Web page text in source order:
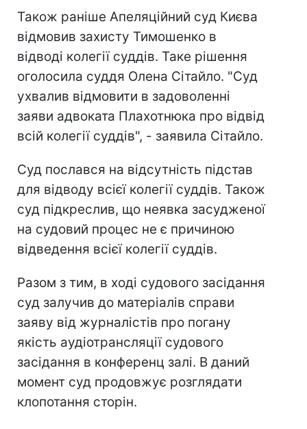
Також раніше Апеляційний суд Києва
відмовив захисту Тимошенко в
відводі колегії суддів. Таке рішення
оголосила суддя Олена Сітайло. "Суд
ухвалив відмовити в задоволенні
заяви адвоката Плахотнюка про відвід
всій колегії суддів", - заявила Сітайло.
Суд послався на відсутність підстав
для відводу всієї колегії суддів. Також
суд підкреслив, що неявка засудженої
на судовий процес не є причиною
відведення всієї колегії суддів.
Разом з тим, в ході судового засідання
суд залучив до матеріалів справи
заяву від журналістів про погану
якість аудіотрансляції судового
засідання в конференц залі. В даний
момент суд продовжує розглядати
клопотання сторін.